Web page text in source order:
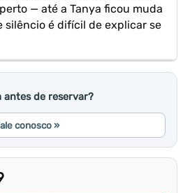
— até a Tanya ficou muda
silêncio é difícil de explicar se
de reservar?
conosco »